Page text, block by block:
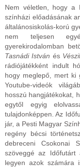
Nem véletlen, hogy a
színházi előadásának
általánosiskolás-korú
nem teljesen
gyerekirodalomban
Tasnádi István és
rádiójátékként indult
hogy meglepő, mert ki
Youtube-videók
hosszú hangjátékokat,
egytől egyig
tulajdonképpen. Az
jár, a Pesti Magyar
regény bécsi
debreceni Csokonai
szöveggé az
legyen azok számára